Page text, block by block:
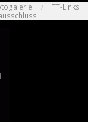
TT-Links